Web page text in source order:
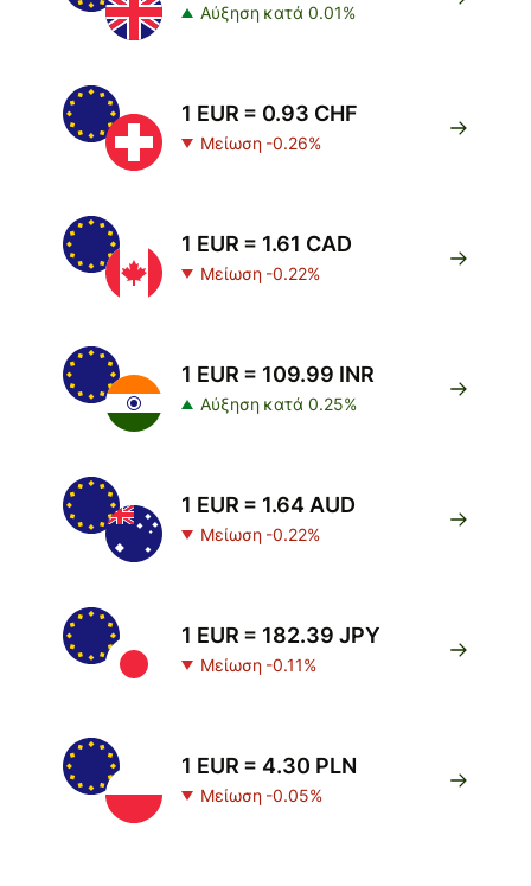
Αύξηση κατά 0.01%
1 EUR = 0.93 CHF
Μείωση -0.26%
1 EUR = 1.61 CAD
Μείωση -0.22%
1 EUR = 109.99 INR
Αύξηση κατά 0.25%
1 EUR = 1.64 AUD
Μείωση -0.22%
1 EUR = 182.39 JPY
Μείωση -0.11%
1 EUR = 4.30 PLN
Μείωση -0.05%